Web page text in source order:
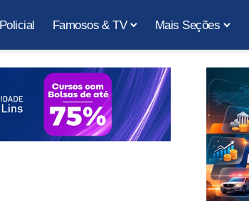
Policial Famosos & TV Mais Seções